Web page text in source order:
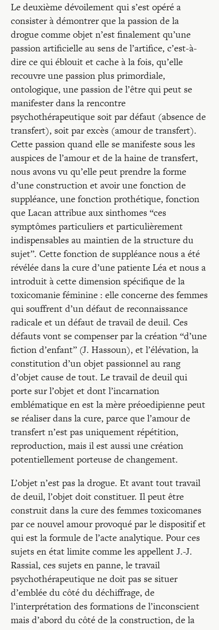
Le deuxième dévoilement qui s’est opéré a
consister à démontrer que la passion de la
drogue comme objet n’est finalement qu’une
passion artificielle au sens de l’artifice, c’est-à-
dire ce qui éblouit et cache à la fois, qu’elle
recouvre une passion plus primordiale,
ontologique, une passion de l’être qui peut se
manifester dans la rencontre
psychothérapeutique soit par défaut (absence de
transfert), soit par excès (amour de transfert).
Cette passion quand elle se manifeste sous les
auspices de l’amour et de la haine de transfert,
nous avons vu qu’elle peut prendre la forme
d’une construction et avoir une fonction de
suppléance, une fonction prothétique, fonction
que Lacan attribue aux sinthomes “ces
symptômes particuliers et particulièrement
indispensables au maintien de la structure du
sujet”. Cette fonction de suppléance nous a été
révélée dans la cure d’une patiente Léa et nous a
introduit à cette dimension spécifique de la
toxicomanie féminine : elle concerne des femmes
qui souffrent d’un défaut de reconnaissance
radicale et un défaut de travail de deuil. Ces
défauts vont se compenser par la création “d’une
fiction d’enfant” (J. Hassoun), et l’élévation, la
constitution d’un objet passionnel au rang
d’objet cause de tout. Le travail de deuil qui
porte sur l’objet et dont l’incarnation
emblématique en est la mère préoedipienne peut
se réaliser dans la cure, parce que l’amour de
transfert n’est pas uniquement répétition,
reproduction, mais il est aussi une création
potentiellement porteuse de changement.
L’objet n’est pas la drogue. Et avant tout travail
de deuil, l’objet doit constituer. Il peut être
construit dans la cure des femmes toxicomanes
par ce nouvel amour provoqué par le dispositif et
qui est la formule de l’acte analytique. Pour ces
sujets en état limite comme les appellent J.-J.
Rassial, ces sujets en panne, le travail
psychothérapeutique ne doit pas se situer
d’emblée du côté du déchiffrage, de
l’interprétation des formations de l’inconscient
mais d’abord du côté de la construction, de la